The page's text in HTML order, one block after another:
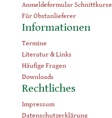
Anmeldeformular Schnittkurse
Für Obstanlieferer
Informationen
Termine
Literatur & Links
Häufige Fragen
Downloads
Rechtliches
Impressum
Datenschutzerklärung